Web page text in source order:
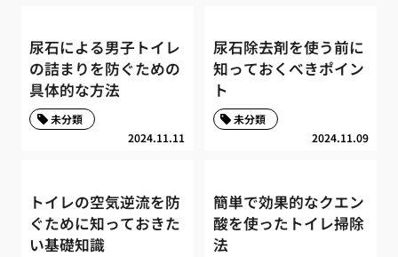
尿石による男子トイレ
の詰まりを防ぐための
具体的な方法
2024.11.11
未分類
尿石除去剤を使う前に
知っておくべきポイン
ト
2024.11.09
未分類
トイレの空気逆流を防
ぐために知っておきた
い基礎知識
簡単で効果的なクエン
酸を使ったトイレ掃除
法